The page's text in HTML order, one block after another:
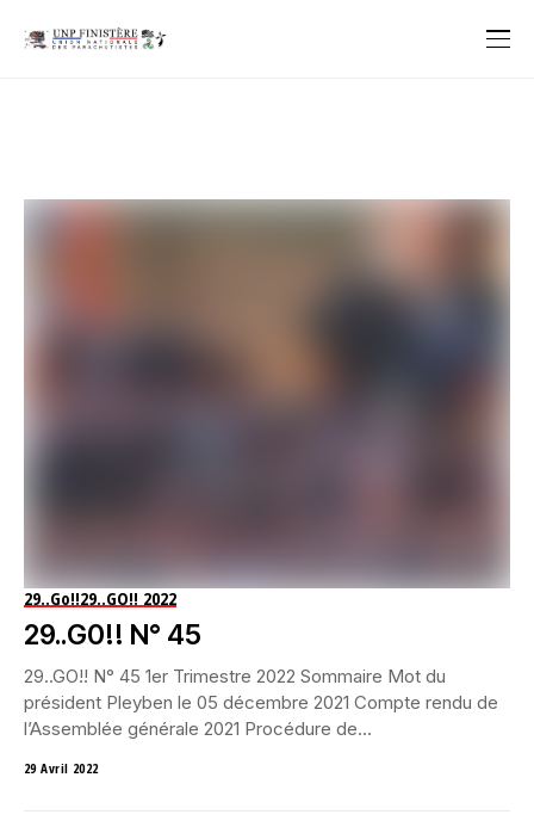
29..Go!!29..GO!! 2022
29..G0!! N° 45
29..GO!! N° 45 1er Trimestre 2022 Sommaire Mot du
président Pleyben le 05 décembre 2021 Compte rendu de
l’Assemblée générale 2021 Procédure de...
29 Avril 2022